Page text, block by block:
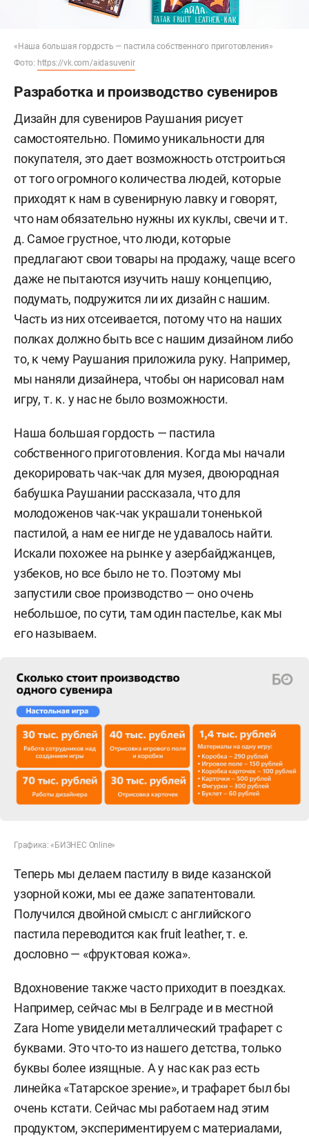
«Наша большая гордость — пастила собственного приготовления»
Фото: https://vk.com/aidasuvenir
Разработка и производство сувениров
Дизайн для сувениров Раушания рисует
самостоятельно. Помимо уникальности для
покупателя, это дает возможность отстроиться
от того огромного количества людей, которые
приходят к нам в сувенирную лавку и говорят,
что нам обязательно нужны их куклы, свечи и т.
д. Самое грустное, что люди, которые
предлагают свои товары на продажу, чаще всего
даже не пытаются изучить нашу концепцию,
подумать, подружится ли их дизайн с нашим.
Часть из них отсеивается, потому что на наших
полках должно быть все с нашим дизайном либо
то, к чему Раушания приложила руку. Например,
мы наняли дизайнера, чтобы он нарисовал нам
игру, т. к. у нас не было возможности.
Наша большая гордость — пастила
собственного приготовления. Когда мы начали
декорировать чак-чак для музея, двоюродная
бабушка Раушании рассказала, что для
молодоженов чак-чак украшали тоненькой
пастилой, а нам ее нигде не удавалось найти.
Искали похожее на рынке у азербайджанцев,
узбеков, но все было не то. Поэтому мы
запустили свое производство — оно очень
небольшое, по сути, там один пастелье, как мы
его называем.
Графика: «БИЗНЕС Online»
Теперь мы делаем пастилу в виде казанской
узорной кожи, мы ее даже запатентовали.
Получился двойной смысл: с английского
пастила переводится как fruit leather, т. е.
дословно — «фруктовая кожа».
Вдохновение также часто приходит в поездках.
Например, сейчас мы в Белграде и в местной
Zara Home увидели металлический трафарет с
буквами. Это что-то из нашего детства, только
буквы более изящные. А у нас как раз есть
линейка «Татарское зрение», и трафарет был бы
очень кстати. Сейчас мы работаем над этим
продуктом, экспериментируем с материалами,